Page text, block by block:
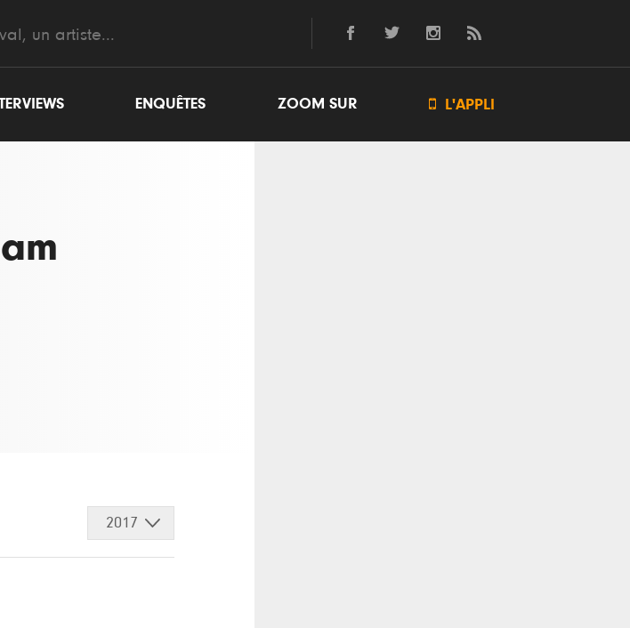
ENQUÊTES ZOOM SUR  L'APPLI
2017